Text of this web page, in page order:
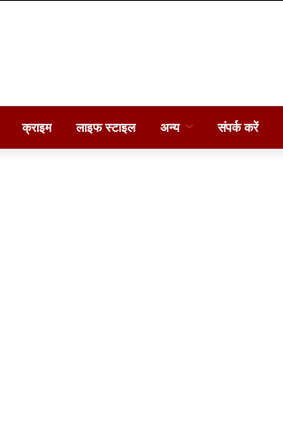
क्राइम लाइफ स्टाइल अन्य संपर्क करें